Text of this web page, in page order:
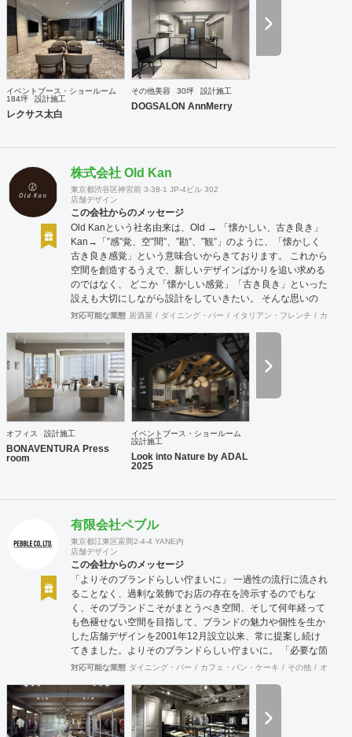
イベントブース・ショールーム
184坪
設計施工
レクサス太白
その他美容 30坪 設計施工
DOGSALON AnnMerry
株式会社 Old Kan
東京都渋谷区神宮前 3-38-1 JP-4ビル 302
店舗デザイン
この会社からのメッセージ
Old Kanという社名由来は、Old → 「懐かしい、古き良き」
Kan→「”感”覚、空”間”、”勘”、”観”」のように、「懐かしく
古き良き感覚」という意味合いからきております。 これから
空間を創造するうえで、新しいデザインばかりを追い求める
のではなく、 どこか「懐かしい感覚」「古き良き」といった
設えも大切にしながら設計をしていきたい。 そんな思いの
下、日々クライアント様、そしてその空間を使うお客様に幸
ます。 Old Kan 浦田 晶平 Shohei Urata https://old-kan.jp
Instagram：https://www.instagram.com/old_kan_/?hl=ja
shohei_urata@old-kan.jp 〒150-0001 東京都渋谷区神宮前
3-38-1 JP-4ビル 302
対応可能な業態 居酒屋 ダイニング・バー イタリアン・フレンチ カフェ
オフィス 設計施工
BONAVENTURA Press
room
イベントブース・ショールーム
設計施工
Look into Nature by ADAL
2025
有限会社ペブル
東京都江東区富岡2-4-4 YANE内
店舗デザイン
この会社からのメッセージ
「よりそのブランドらしい佇まいに」 一過性の流行に流され
ることなく、過剰な装飾でお店の存在を誇示するのでもな
く、そのブランドこそがまとうべき空間、そして何年経って
も色褪せない空間を目指して、ブランドの魅力や個性を生か
した店舗デザインを2001年12月設立以来、常に提案し続け
てきました。よりそのブランドらしい佇まいに。 「必要な箇
所に、必要なデザインを」 2012年からはさらにその思いを
らブランディングまで総合的にブランドの出店をバックアッ
プできる体制も整えてきました。そのブランドにとってまず
何を優先すべきか、何が本当に必要なのか、そこをきちんと
対応可能な業態 ダイニング・バー カフェ・パン・ケーキ その他 オフィス